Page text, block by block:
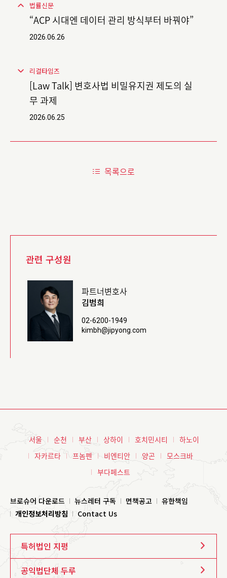
법률신문
“ACP 시대엔 데이터 관리 방식부터 바꿔야”
2026.06.26
리걸타임즈
[Law Talk] 변호사법 비밀유지권 제도의 실
무 과제
2026.06.25
목록으로
관련 구성원
파트너변호사
김범희
02-6200-1949
kimbh@jipyong.com
서울 순천 부산 상하이 호치민시티
하노이
자카르타
프놈펜 비엔티안 양곤
모스크바
부다페스트
브로슈어 다운로드 뉴스레터 구독 면책공고
유한책임
개인정보처리방침
Contact Us
특허법인 지평
공익법단체 두루